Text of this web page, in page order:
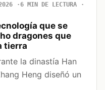
6 MIN DE LECTURA
que se
dragones que
tierra
la dinastía Han
Heng diseñó un